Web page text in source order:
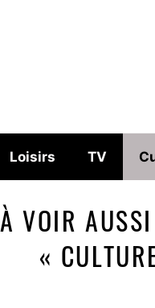
Loisirs TV
À VOIR
«